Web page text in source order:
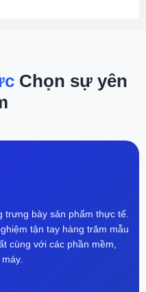
Chọn sự yên
bày sản phẩm thực tế.
tận tay hàng trăm mẫu
cùng với các phần mềm,